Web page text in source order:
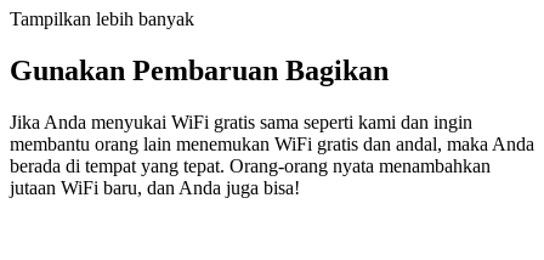
Tampilkan lebih banyak
Gunakan Pembaruan Bagikan
Jika Anda menyukai WiFi gratis sama seperti kami dan ingin
membantu orang lain menemukan WiFi gratis dan andal, maka Anda
berada di tempat yang tepat. Orang-orang nyata menambahkan
jutaan WiFi baru, dan Anda juga bisa!